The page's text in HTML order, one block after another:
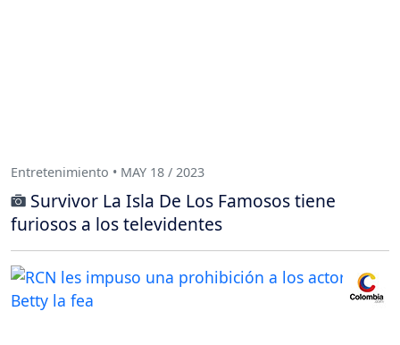
Entretenimiento • MAY 18 / 2023
Survivor La Isla De Los Famosos tiene
furiosos a los televidentes